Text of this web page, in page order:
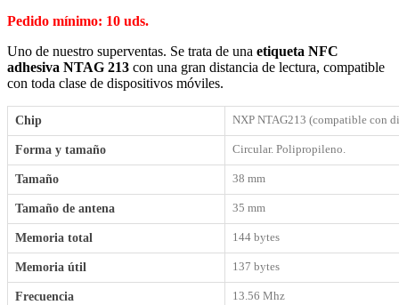
Pedido mínimo: 10 uds.
Uno de nuestro superventas. Se trata de una etiqueta NFC
adhesiva NTAG 213 con una gran distancia de lectura, compatible
con toda clase de dispositivos móviles.
Chip NXP NTAG213 (compatible con
Forma y tamaño Circular. Polipropileno.
Tamaño 38 mm
Tamaño de antena 35 mm
Memoria total 144 bytes
Memoria útil 137 bytes
Frecuencia 13.56 Mhz